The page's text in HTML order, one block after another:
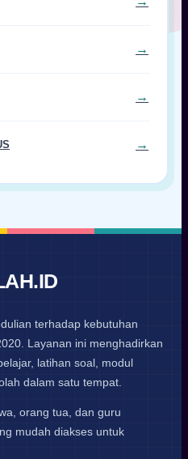
terhadap kebutuhan
Layanan ini menghadirkan
latihan soal, modul
dalam satu tempat.
orang tua, dan guru
mudah diakses untuk